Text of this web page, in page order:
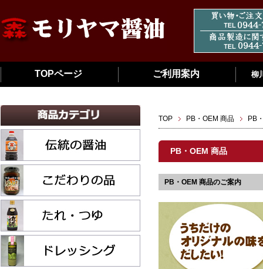
TOPページ ご利用案内 柳
TOP PB・OEM 商品 PB
PB・OEM 商品
PB・OEM 商品のご案内